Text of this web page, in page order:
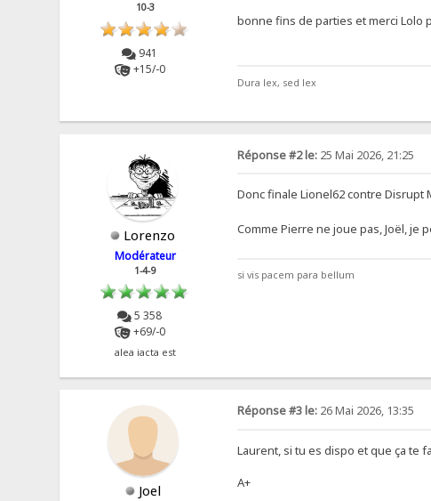
10-3
941
+15/-0
bonne fins de parties et merci Lolo
Dura lex, sed lex
Lorenzo
Modérateur
1-4-9
5 358
+69/-0
alea iacta est
Réponse #2 le:25 Mai 2026, 21:25
Donc finale Lionel62 contre Disrupt
Comme Pierre ne joue pas, Joël, je
si vis pacem para bellum
Joel
Réponse #3 le:26 Mai 2026, 13:35
Laurent, si tu es dispo et que ça te
A+